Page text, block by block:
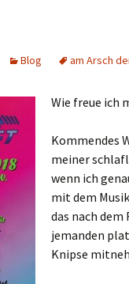
Blog am Arsch
Wie freue ich
Kommendes
meiner
wenn ich
mit dem
das nach
jemanden
Knipse